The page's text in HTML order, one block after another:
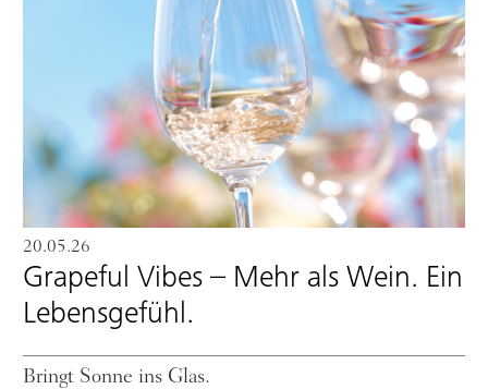
20.05.26
Grapeful Vibes – Mehr als Wein. Ein
Lebensgefühl.
Bringt Sonne ins Glas.